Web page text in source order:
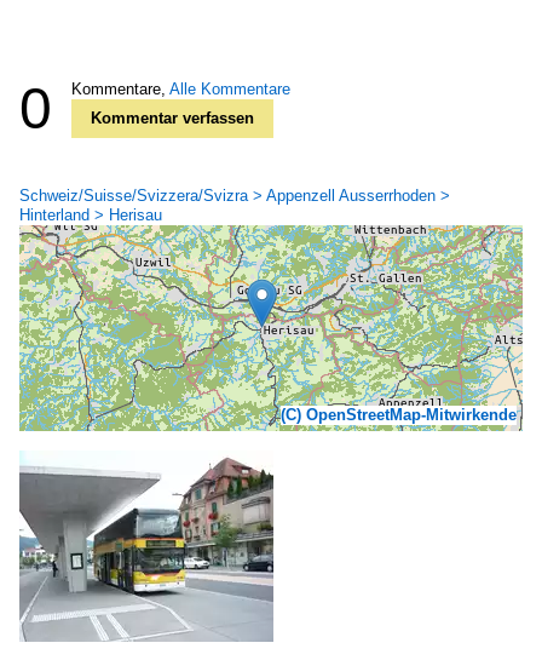
0 Kommentare, Alle Kommentare
Kommentar verfassen
Schweiz/Suisse/Svizzera/Svizra > Appenzell Ausserrhoden >
Hinterland > Herisau
(C) OpenStreetMap-Mitwirkende